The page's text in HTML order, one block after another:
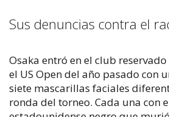
Sus denuncias contra el
Osaka entró en el club
el US Open del año pasado con
siete mascarillas faciales
ronda del torneo. Cada una con